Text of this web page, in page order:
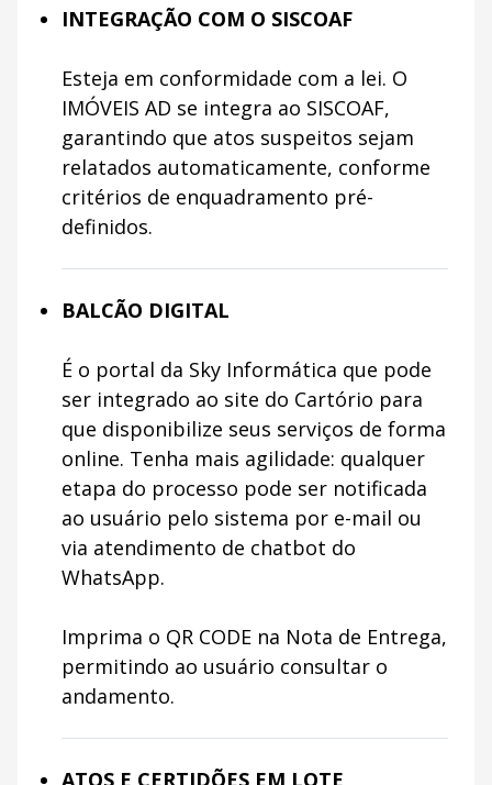
INTEGRAÇÃO COM O SISCOAF
Esteja em conformidade com a lei. O
IMÓVEIS AD se integra ao SISCOAF,
garantindo que atos suspeitos sejam
relatados automaticamente, conforme
critérios de enquadramento pré-
definidos.
BALCÃO DIGITAL
É o portal da Sky Informática que pode
ser integrado ao site do Cartório para
que disponibilize seus serviços de forma
online. Tenha mais agilidade: qualquer
etapa do processo pode ser notificada
ao usuário pelo sistema por e-mail ou
via atendimento de chatbot do
WhatsApp.
Imprima o QR CODE na Nota de Entrega,
permitindo ao usuário consultar o
andamento.
ATOS E CERTIDÕES EM LOTE